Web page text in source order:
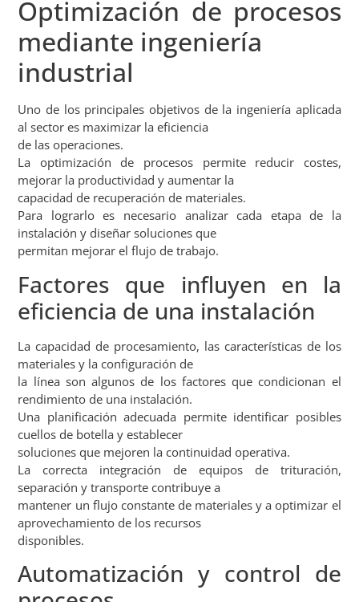
Optimización de procesos
mediante ingeniería
industrial
Uno de los principales objetivos de la ingeniería aplicada
al sector es maximizar la eficiencia
de las operaciones.
La optimización de procesos permite reducir costes,
mejorar la productividad y aumentar la
capacidad de recuperación de materiales.
Para lograrlo es necesario analizar cada etapa de la
instalación y diseñar soluciones que
permitan mejorar el flujo de trabajo.
Factores que influyen en la
eficiencia de una instalación
La capacidad de procesamiento, las características de los
materiales y la configuración de
la línea son algunos de los factores que condicionan el
rendimiento de una instalación.
Una planificación adecuada permite identificar posibles
cuellos de botella y establecer
soluciones que mejoren la continuidad operativa.
La correcta integración de equipos de trituración,
separación y transporte contribuye a
mantener un flujo constante de materiales y a optimizar el
aprovechamiento de los recursos
disponibles.
Automatización y control de